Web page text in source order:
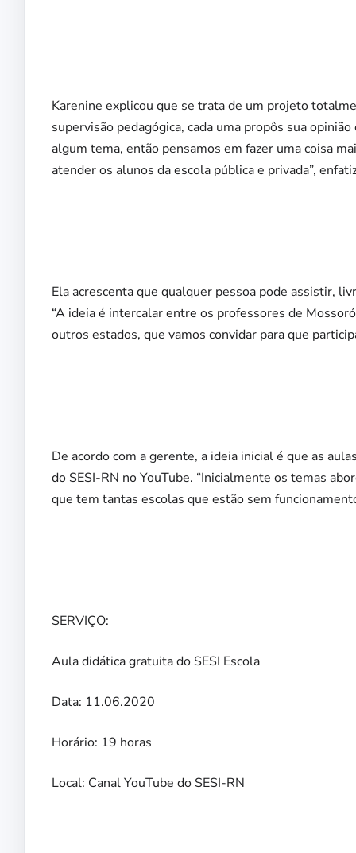
Karenine explicou que se trata de um projeto
supervisão pedagógica, cada uma propôs sua
algum tema, então pensamos em fazer uma coisa
atender os alunos da escola pública e privada”,
Ela acrescenta que qualquer pessoa pode assistir,
“A ideia é intercalar entre os professores de
outros estados, que vamos convidar para que
De acordo com a gerente, a ideia inicial é que as
do SESI-RN no YouTube. “Inicialmente os temas
que tem tantas escolas que estão sem
SERVIÇO:
Aula didática gratuita do SESI Escola
Data: 11.06.2020
Horário: 19 horas
Local: Canal YouTube do SESI-RN